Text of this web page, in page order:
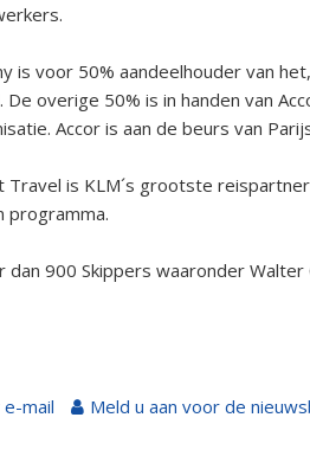
is voor 50% aandeelhouder van
De overige 50% is in handen van
Accor is aan de beurs van
Travel is KLM´s grootste
programma.
dan 900 Skippers waaronder Walter
mail Meld u aan voor de